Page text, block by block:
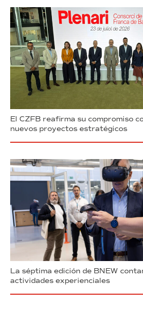
El CZFB reafirma su compromiso
nuevos proyectos estratégicos
La séptima edición de BNEW
actividades experienciales